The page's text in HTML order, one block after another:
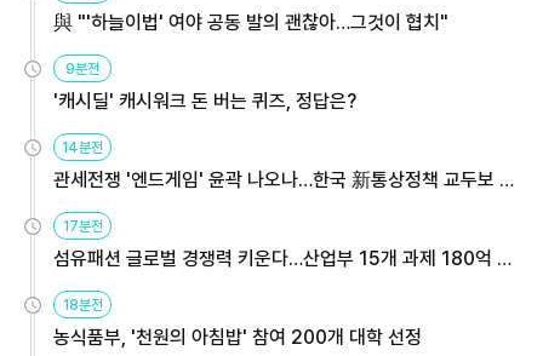
與 "'하늘이법' 여야 공동 발의 괜찮아…그것이 협치"
9분전
'캐시딜' 캐시워크 돈 버는 퀴즈, 정답은?
14분전
관세전쟁 '엔드게임' 윤곽 나오나…한국 新통상정책 교두보 활
용해야
17분전
섬유패션 글로벌 경쟁력 키운다…산업부 15개 과제 180억 지
원
18분전
농식품부, '천원의 아침밥' 참여 200개 대학 선정